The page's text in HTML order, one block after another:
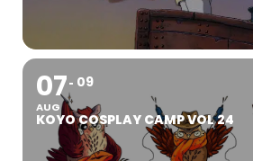
07
AUG
09
KOYO COSPLAY CAMP VOL 24